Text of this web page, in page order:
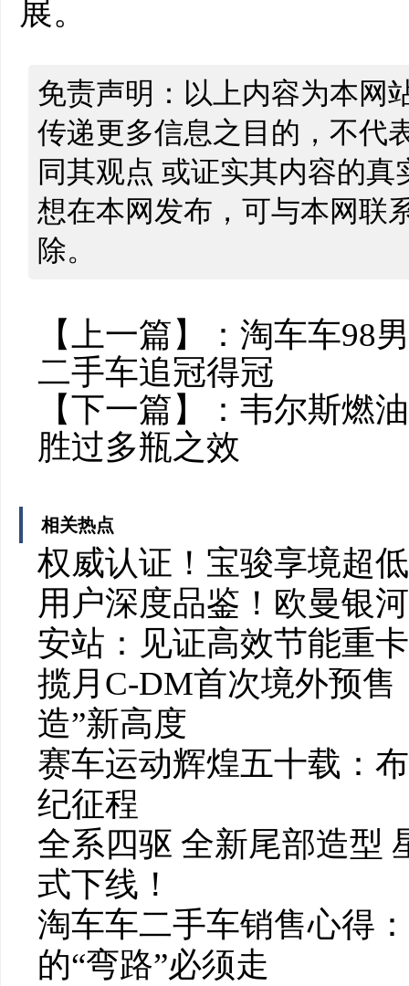
展。
免责声明：以上内容为本网
传递更多信息之目的，不代
同其观点 或证实其内容的
想在本网发布，可与本网联
除。
【上一篇】： 淘车车98
二手车追冠得冠
【下一篇】： 韦尔斯燃
胜过多瓶之效
相关热点
权威认证！宝骏享境超
用户深度品鉴！欧曼银
安站：见证高效节能重
揽月C-DM首次境外预
造”新高度
赛车运动辉煌五十载：
纪征程
全系四驱 全新尾部造型
式下线！
淘车车二手车销售心得
的“弯路”必须走